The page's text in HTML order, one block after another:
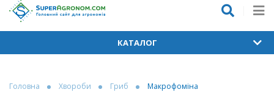
КАТАЛОГ
Головна Хвороби Гриб Макрофоміна